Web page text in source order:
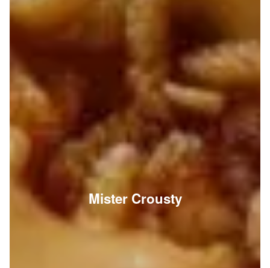
Mister Crousty